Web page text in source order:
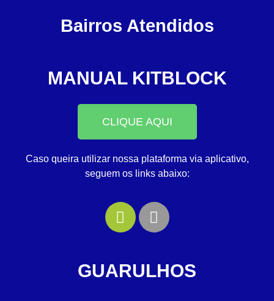
Bairros Atendidos
MANUAL KITBLOCK
CLIQUE AQUI
Caso queira utilizar nossa plataforma via aplicativo,
seguem os links abaixo:
GUARULHOS